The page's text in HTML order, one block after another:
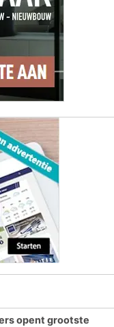
opent grootste